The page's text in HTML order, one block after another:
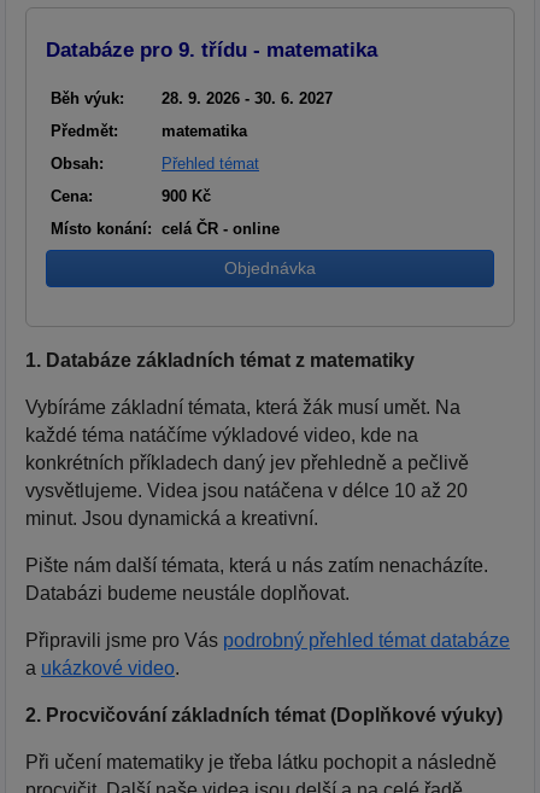
1. Databáze základních témat z matematiky
Vybíráme základní témata, která žák musí umět. Na
každé téma natáčíme výkladové video, kde na
konkrétních příkladech daný jev přehledně a pečlivě
vysvětlujeme. Videa jsou natáčena v délce 10 až 20
minut. Jsou dynamická a kreativní.
Pište nám další témata, která u nás zatím nenacházíte.
Databázi budeme neustále doplňovat.
Připravili jsme pro Vás podrobný přehled témat databáze
a ukázkové video.
2. Procvičování základních témat (Doplňkové výuky)
Při učení matematiky je třeba látku pochopit a následně
Databáze pro 9. třídu - matematika
Běh výuk:
28. 9. 2026 - 30. 6. 2027
Předmět:
matematika
Obsah:
Přehled témat
Cena:
900 Kč
Místo konání: celá ČR - online
Objednávka